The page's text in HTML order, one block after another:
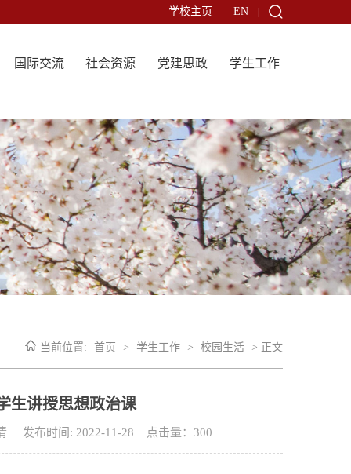
学校主页 EN
国际交流 社会资源 党建思政 学生工作
当前位置: 首页 > 学生工作 > 校园生活 > 正文
生讲授思想政治课
发布时间: 2022-11-28 点击量： 300